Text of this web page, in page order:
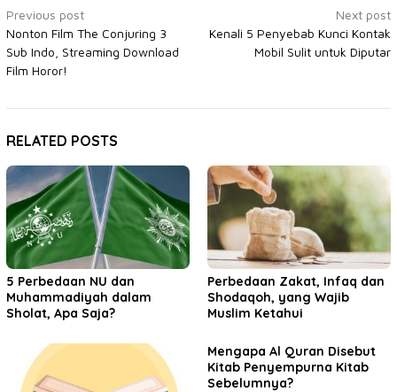
Post
navigation
Previous post
Nonton Film The Conjuring 3
Sub Indo, Streaming Download
Film Horor!
Next post
Kenali 5 Penyebab Kunci Kontak
Mobil Sulit untuk Diputar
RELATED POSTS
5 Perbedaan NU dan
Muhammadiyah dalam
Sholat, Apa Saja?
Perbedaan Zakat, Infaq dan
Shodaqoh, yang Wajib
Muslim Ketahui
Mengapa Al Quran Disebut
Kitab Penyempurna Kitab
Sebelumnya?